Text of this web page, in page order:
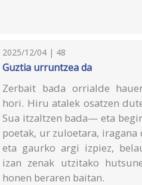
2025/12/04 | 48
Guztia urruntzea da
Zerbait bada orrialde
hori. Hiru atalek osatzen
Sua itzaltzen bada— eta
poetak, ur zuloetara,
eta gaurko argi izpiez,
izan zenak utzitako
honen beraren baitan.